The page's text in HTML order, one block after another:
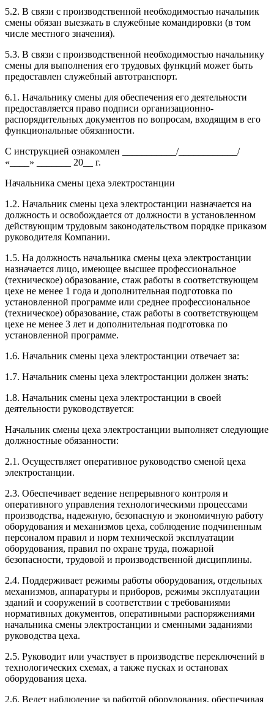
5.2. В связи с производственной необходимостью начальник
смены обязан выезжать в служебные командировки (в том
числе местного значения).
5.3. В связи с производственной необходимостью начальнику
смены для выполнения его трудовых функций может быть
предоставлен служебный автотранспорт.
6.1. Начальнику смены для обеспечения его деятельности
предоставляется право подписи организационно-
распорядительных документов по вопросам, входящим в его
функциональные обязанности.
С инструкцией ознакомлен ___________/____________/
«____» _______ 20__ г.
Начальника смены цеха электростанции
1.2. Начальник смены цеха электростанции назначается на
должность и освобождается от должности в установленном
действующим трудовым законодательством порядке приказом
руководителя Компании.
1.5. На должность начальника смены цеха электростанции
назначается лицо, имеющее высшее профессиональное
(техническое) образование, стаж работы в соответствующем
цехе не менее 1 года и дополнительная подготовка по
установленной программе или среднее профессиональное
(техническое) образование, стаж работы в соответствующем
цехе не менее 3 лет и дополнительная подготовка по
установленной программе.
1.6. Начальник смены цеха электростанции отвечает за:
1.7. Начальник смены цеха электростанции должен знать:
1.8. Начальник смены цеха электростанции в своей
деятельности руководствуется:
Начальник смены цеха электростанции выполняет следующие
должностные обязанности:
2.1. Осуществляет оперативное руководство сменой цеха
электростанции.
2.3. Обеспечивает ведение непрерывного контроля и
оперативного управления технологическими процессами
производства, надежную, безопасную и экономичную работу
оборудования и механизмов цеха, соблюдение подчиненным
персоналом правил и норм технической эксплуатации
оборудования, правил по охране труда, пожарной
безопасности, трудовой и производственной дисциплины.
2.4. Поддерживает режимы работы оборудования, отдельных
механизмов, аппаратуры и приборов, режимы эксплуатации
зданий и сооружений в соответствии с требованиями
нормативных документов, оперативными распоряжениями
начальника смены электростанции и сменными заданиями
руководства цеха.
2.5. Руководит или участвует в производстве переключений в
технологических схемах, а также пусках и остановах
оборудования цеха.
2.6. Ведет наблюдение за работой оборудования, обеспечивая